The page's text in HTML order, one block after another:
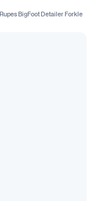
Rupes BigFoot Detailer Forkle